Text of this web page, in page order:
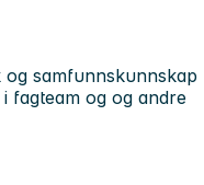
samfunnskunnskap
fagteam og og andre